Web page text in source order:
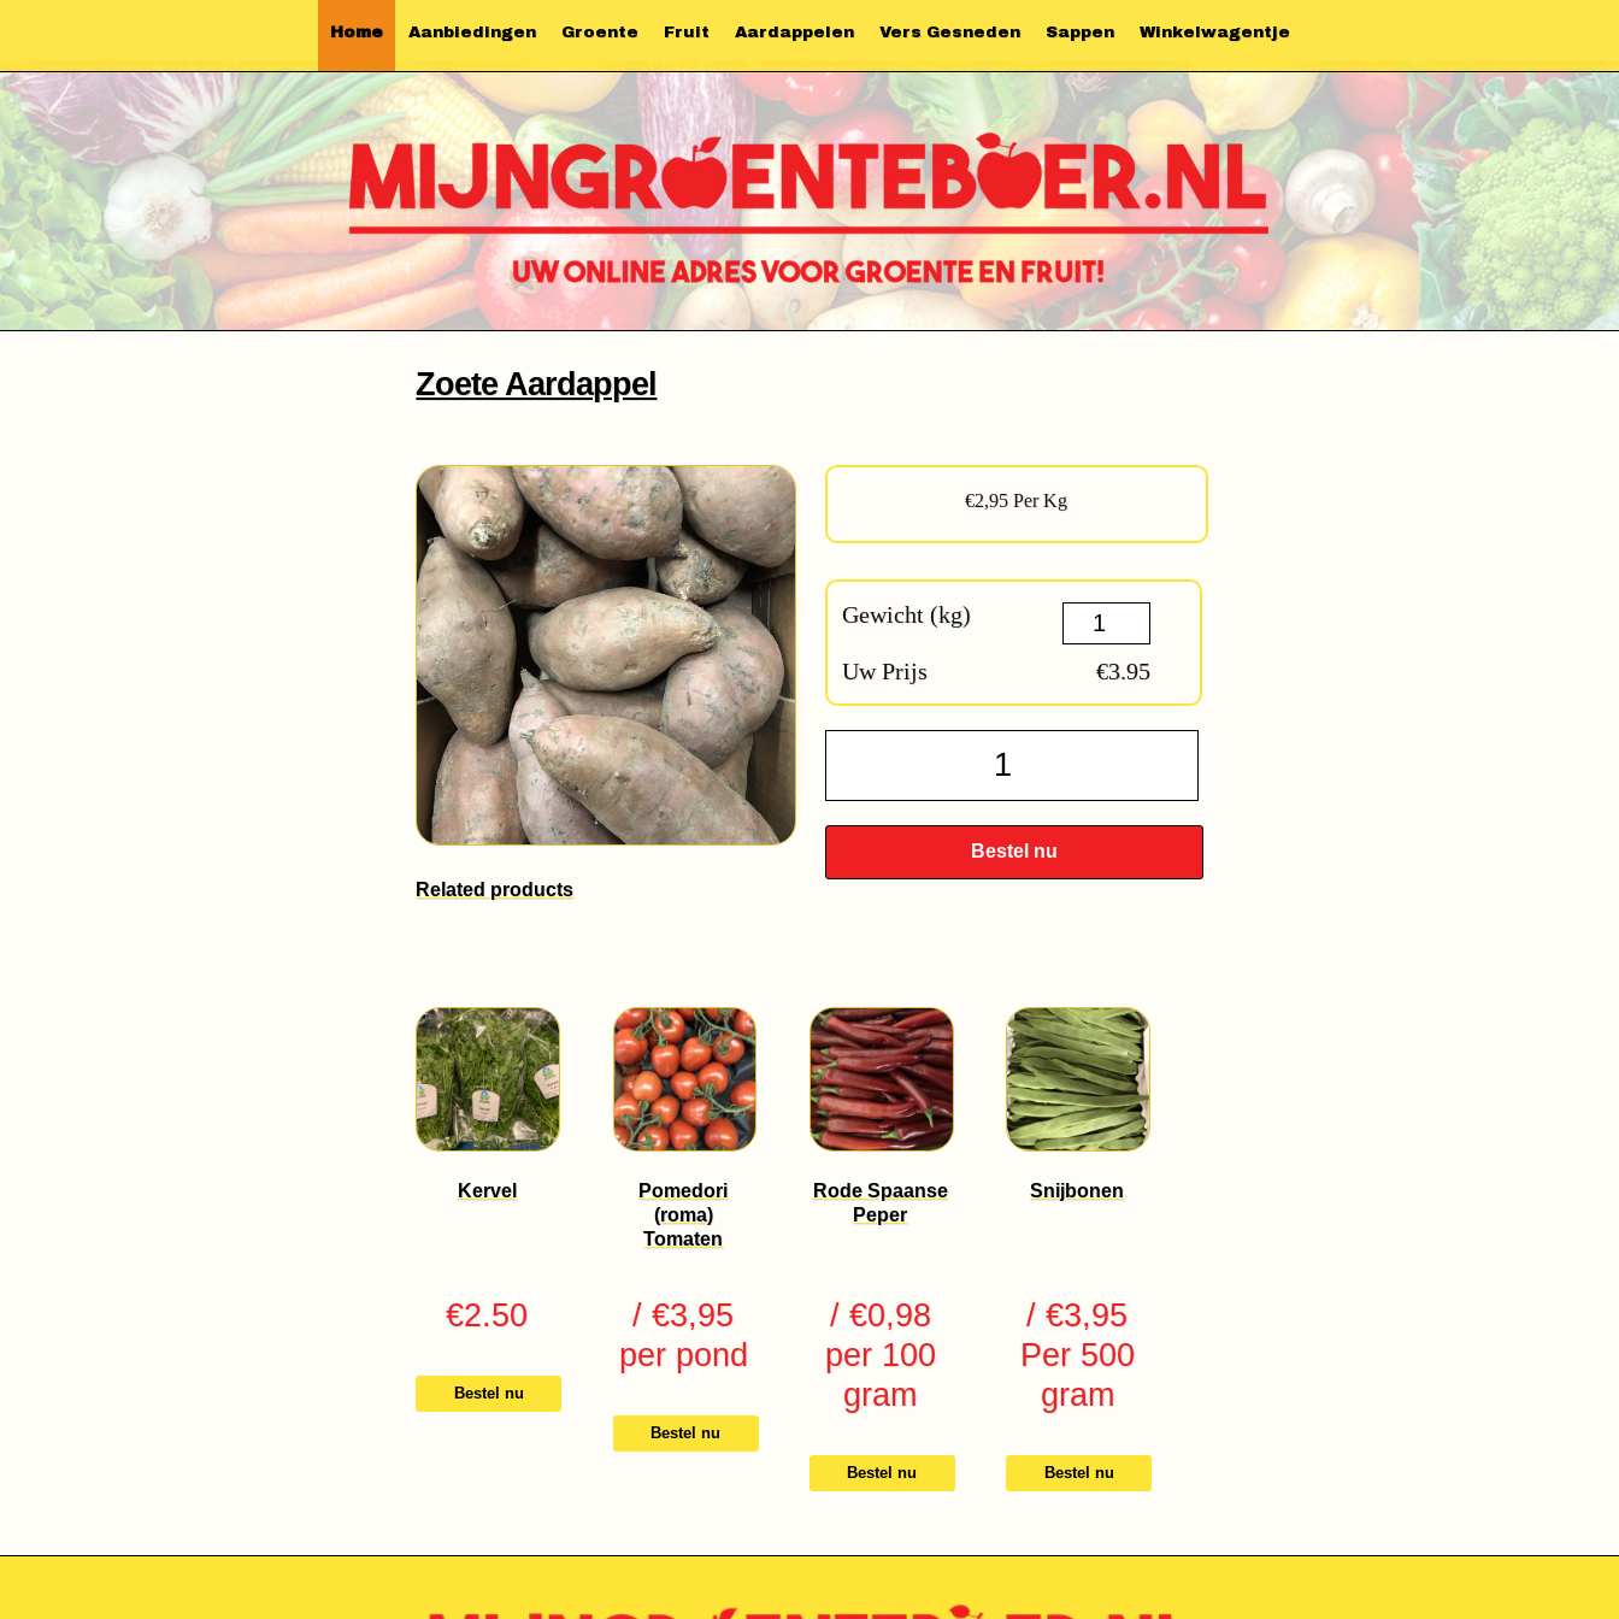
Home Aanbiedingen Groente Fruit Aardappelen Vers Gesneden Sappen Winkelwagentje
Zoete Aardappel
€2,95 Per Kg
Gewicht (kg)
Uw Prijs €3.95
Bestel nu
Related products
Kervel
€2.50
Bestel nu
Pomedori
(roma)
Tomaten
/ €3,95
per pond
Bestel nu
Rode Spaanse
Peper
/ €0,98
per 100
gram
Bestel nu
Snijbonen
/ €3,95
Per 500
gram
Bestel nu